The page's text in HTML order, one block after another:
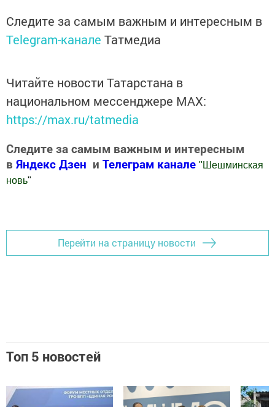
Следите за самым важным и интересным в
Telegram-канале Татмедиа
Читайте новости Татарстана в
национальном мессенджере MАХ:
https://max.ru/tatmedia
Следите за самым важным и интересным
в Яндекс Дзен и Телеграм канале " Шешминская
новь"
Перейти на страницу новости
Топ 5 новостей